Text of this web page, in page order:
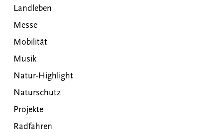
Landleben
Messe
Mobilität
Musik
Natur-Highlight
Naturschutz
Projekte
Radfahren